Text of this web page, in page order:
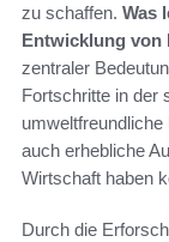
zu schaffen. Was
Entwicklung
zentraler
Fortschritte in der
auch erhebliche
Wirtschaft haben
Durch die